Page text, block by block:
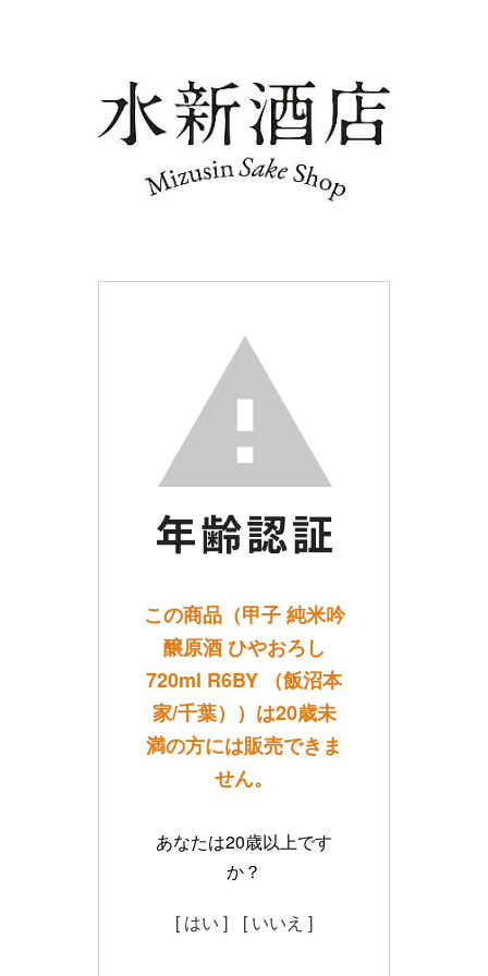
この商品（甲子 純米吟
醸原酒 ひやおろし
720ml R6BY （飯沼本
家/千葉））は20歳未
満の方には販売できま
せん。
あなたは20歳以上です
か？
[ はい ] [ いいえ ]